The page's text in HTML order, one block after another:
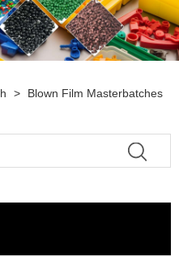
> Blown Film Masterbatches